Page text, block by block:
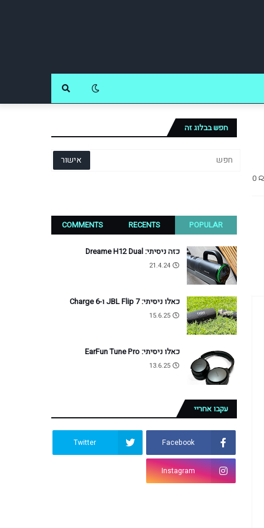
0
חפש בבלוג זה
POPULAR
RECENTS
COMMENTS
כזה ניסיתי: Dreame H12 Dual
21.4.24
כאלו ניסיתי: JBL Flip 7 ו-Charge 6
15.6.25
כאלו ניסיתי: EarFun Tune Pro
13.6.25
עקבו אחריי
Facebook
Twitter
Instagram